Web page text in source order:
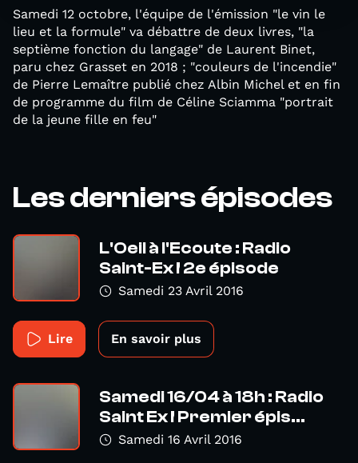
Samedi 12 octobre, l'équipe de l'émission "le vin le
lieu et la formule" va débattre de deux livres, "la
septième fonction du langage" de Laurent Binet,
paru chez Grasset en 2018 ; "couleurs de l'incendie"
de Pierre Lemaître publié chez Albin Michel et en fin
de programme du film de Céline Sciamma "portrait
de la jeune fille en feu"
Les derniers épisodes
L'Oeil à l'Ecoute : Radio
Saint-Ex ! 2e épisode
Samedi 23 Avril 2016
Lire En savoir plus
Samedi 16/04 à 18h : Radio
Saint Ex ! Premier épis...
Samedi 16 Avril 2016